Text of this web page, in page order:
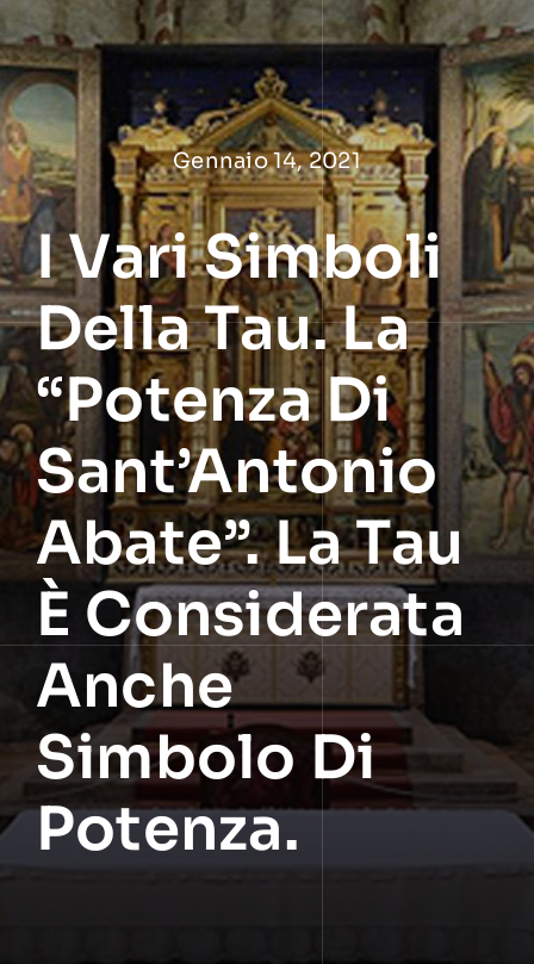
Salta
al
contenuto
Gennaio 14, 2021
I Vari Simboli
Della Tau. La
“potenza Di
Sant’Antonio
Abate”. La Tau
È Considerata
Anche
Simbolo Di
Potenza.